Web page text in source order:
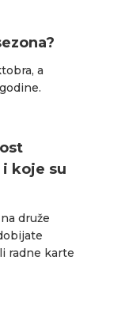
a
koje su
druže
radne karte